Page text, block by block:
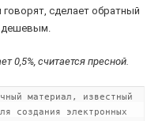
говорят, сделает обратный
дешевым.
0,5%, считается пресной.
материал, известный
создания электронных